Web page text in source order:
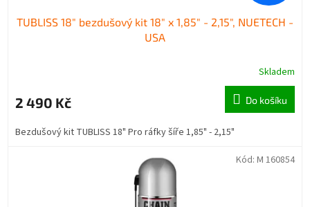
TUBLISS 18" bezdušový kit 18" x 1,85" - 2,15", NUETECH -
USA
Skladem
2 490 Kč Do košíku
Bezdušový kit TUBLISS 18" Pro ráfky šíře 1,85" - 2,15"
Kód: M 160854